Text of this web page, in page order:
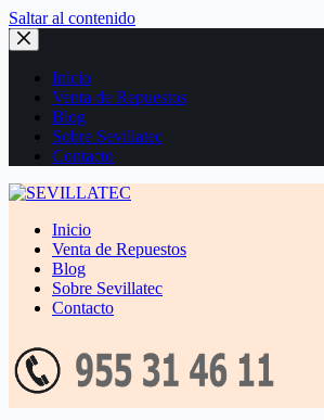
Saltar al contenido
Inicio
Venta de Repuestos
Blog
Sobre Sevillatec
Contacto
Inicio
Venta de Repuestos
Blog
Sobre Sevillatec
Contacto